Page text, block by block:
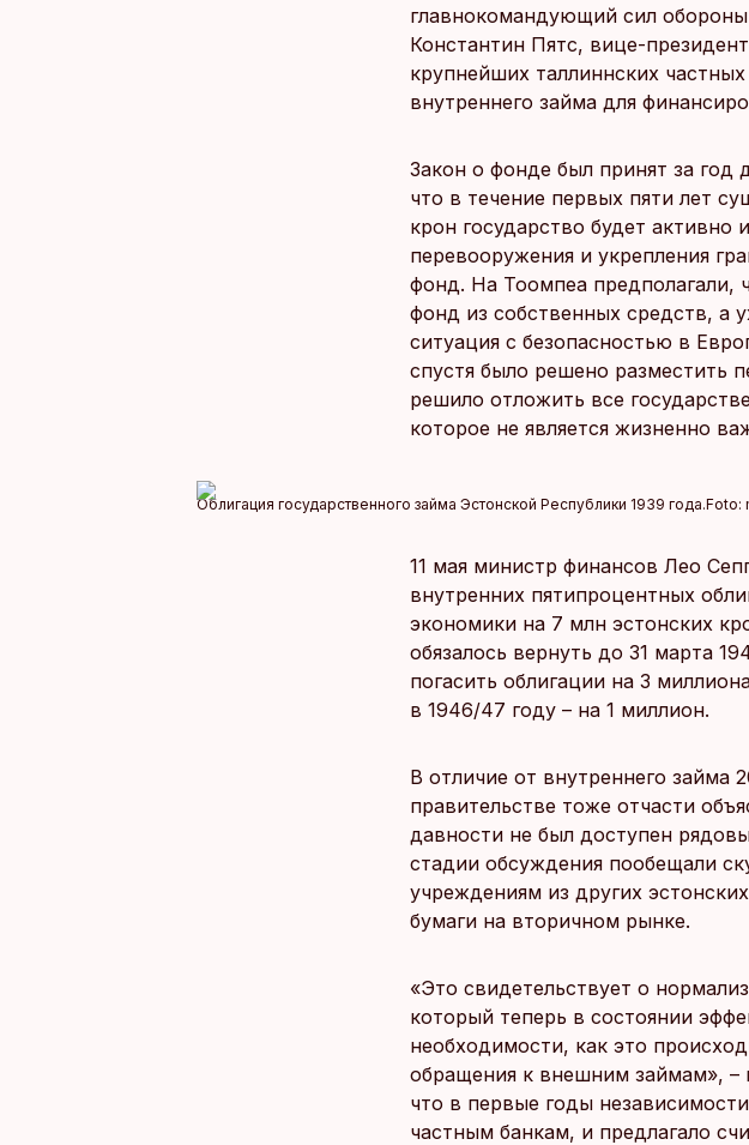
главнокомандующий сил обороны
Константин Пятс, вице-
крупнейших таллиннских
внутреннего займа для
Закон о фонде был принят за год
что в течение первых пяти лет
крон государство будет
перевооружения и укрепления
фонд. На Тоомпеа предполагали,
фонд из собственных средств, а
ситуация с безопасностью в
спустя было решено разместить
решило отложить все
которое не является жизненно
Облигация государственного займа Эстонской Республики 1939 года.Foto:
11 мая министр финансов Лео
внутренних пятипроцентных
экономики на 7 млн эстонских
обязалось вернуть до 31 марта
погасить облигации на 3
в 1946/47 году – на 1 миллион.
В отличие от внутреннего займа
правительстве тоже отчасти
давности не был доступен
стадии обсуждения пообещали
учреждениям из других
бумаги на вторичном рынке.
«Это свидетельствует о
который теперь в состоянии
необходимости, как это
обращения к внешним займам», –
что в первые годы
частным банкам, и предлагало